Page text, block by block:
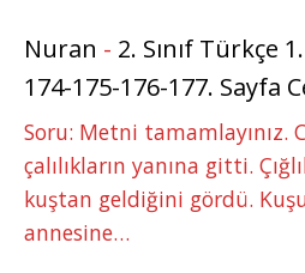
Nuran - 2. Sınıf Türkçe
174-175-176-177. Sayfa
Soru: Metni tamamlayınız.
çalılıkların yanına gitti.
kuştan geldiğini gördü.
annesine…